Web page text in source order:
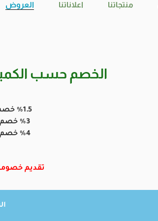
منتجاتنا اعلاناتنا العروض
الخصم حسب
%1.5 خصم عند شراء 1000 كارتون.
%3 خصم عند شراء 2000 كارتون.
%4 خصم عند شراء 5000 كارتون.
تقديم